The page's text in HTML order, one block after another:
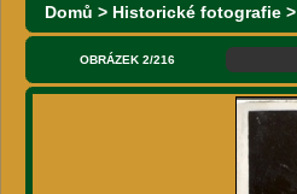
Domů > Historické fotografie >
OBRÁZEK 2/216